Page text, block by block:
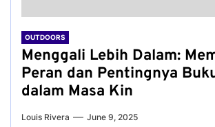
OUTDOORS
Menggali Lebih Dalam:
Peran dan Pentingnya
dalam Masa Kin
Louis Rivera June 9, 2025